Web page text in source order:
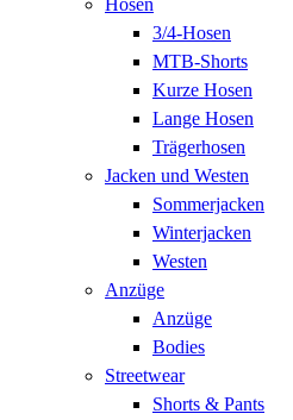
3/4-Hosen
MTB-Shorts
Kurze Hosen
Lange Hosen
Trägerhosen
Jacken und Westen
Sommerjacken
Winterjacken
Westen
Anzüge
Anzüge
Bodies
Streetwear
Shorts & Pants